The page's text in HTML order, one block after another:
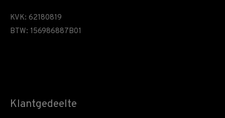
KVK: 62180819
BTW: 156986887B01
Klantgedeelte